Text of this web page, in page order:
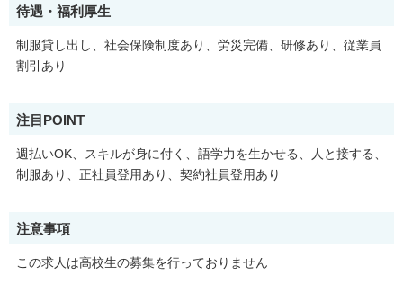
しますので
お問い合わせ、ご相談のみも大歓迎！
【面談方法】
(2)事務所面接
直接会ってしっかり話を聞きたいと言う方は
即日登録してお仕事に早くつきたい方はぜひ
待遇・福利厚生
制服貸し出し、社会保険制度あり、労災完備、研修あり、従業員
割引あり
注目POINT
週払いOK、スキルが身に付く、語学力を生かせる、人と接する、
制服あり、正社員登用あり、契約社員登用あり
注意事項
この求人は高校生の募集を行っておりません